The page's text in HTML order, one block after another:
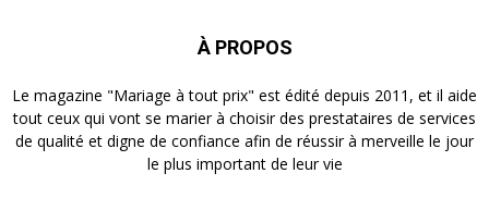
À PROPOS
Le magazine "Mariage à tout prix" est édité depuis 2011, et il aide
tout ceux qui vont se marier à choisir des prestataires de services
de qualité et digne de confiance afin de réussir à merveille le jour
le plus important de leur vie